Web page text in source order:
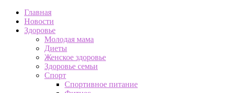
Главная
Новости
Здоровье
Молодая мама
Диеты
Женское здоровье
Здоровье семьи
Спорт
Спортивное питание